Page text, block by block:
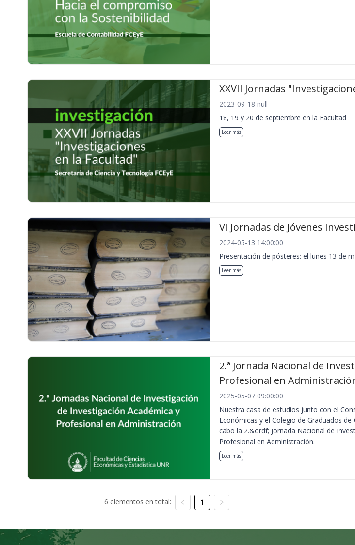
XXVII Jornadas
2023-09-18 null
18, 19 y 20 de septiembre en la Facultad
Leer más
VI Jornadas de Jóvenes
2024-05-13 14:00:00
Presentación de pósteres: el lunes 13 de
Leer más
2.ª Jornada Nacional de
Profesional en
2025-05-07 09:00:00
Nuestra casa de estudios junto con el
Económicas y el Colegio de Graduados de
cabo la 2.&ordf; Jornada Nacional de
Profesional en Administración.
Leer más
6 elementos en total: 1